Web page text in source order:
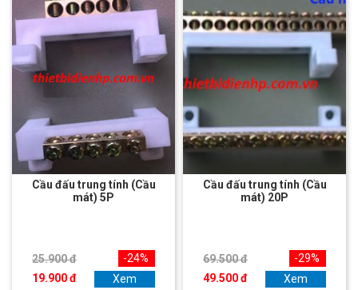
Cầu đấu trung tính (Cầu
mát) 5P
25.900 đ
19.900 đ
-24%
Xem
Cầu đấu trung tính (Cầu
mát) 20P
69.500 đ
49.500 đ
-29%
Xem